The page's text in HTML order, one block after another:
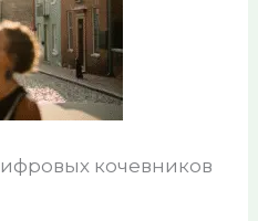
кочевников